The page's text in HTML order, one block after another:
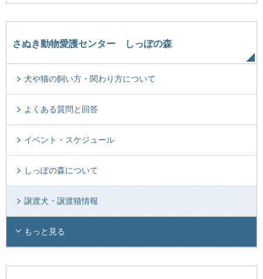
さぬき動物愛護センター しっぽの森
犬や猫の飼い方・関わり方について
よくある質問と回答
イベント・スケジュール
しっぽの森について
譲渡犬・譲渡猫情報
もっと見る